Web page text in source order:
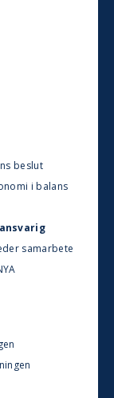
beslut
i balans
samarbete